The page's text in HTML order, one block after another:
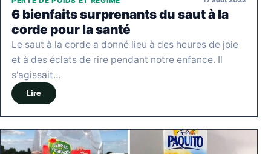
6 bienfaits surprenants du saut à la
corde pour la santé
Le saut à la corde a donné lieu à des heures de joie
et à des éclats de rire pendant notre enfance. Il
s'agissait…
Lire